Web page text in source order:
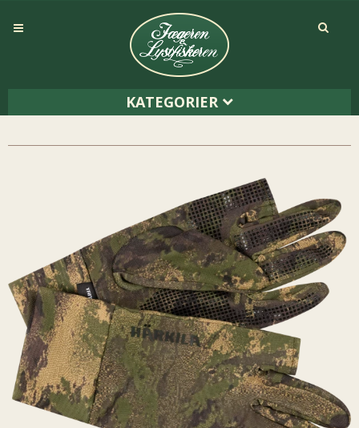
KATEGORIER